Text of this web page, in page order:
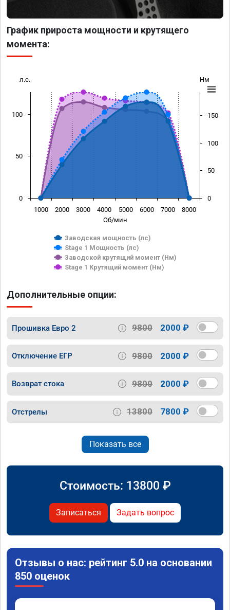
График прироста мощности и крутящего
момента:
Об/мин
л.с. Нм
Заводская мощность (лс)
Stage 1 Мощность (лс)
Заводской крутящий момент (Нм)
Stage 1 Крутящий момент (Нм)
1000 2000 3000 4000 5000 6000 7000 8000
0
50
100
0
50
100
150
Дополнительные опции:
Прошивка Евро 2 9800 2000 ₽
Отключение ЕГР 9800 2000 ₽
Возврат стока 9800 2000 ₽
Отстрелы 13800 7800 ₽
Показать все
Стоимость: 13800 ₽
Записаться Задать вопрос
Отзывы о нас: рейтинг 5.0 на основании
850 оценок